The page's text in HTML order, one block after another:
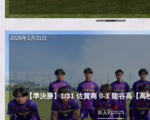
【準決勝】1/31 佐賀商 0-1 龍谷高【高
2026年1月31日
新人戦2025